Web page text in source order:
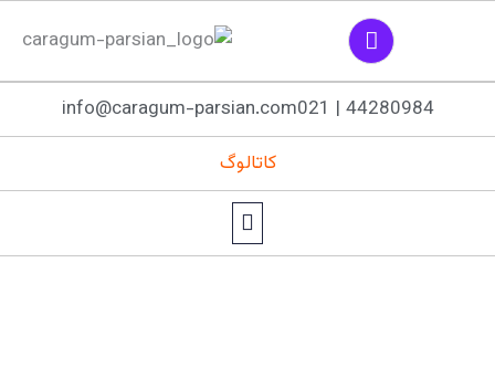
محتوا
L
i
n
k
e
d
n
44280984 | 021
info@caragum-parsian.com
کاتالوگ
Main
Menu